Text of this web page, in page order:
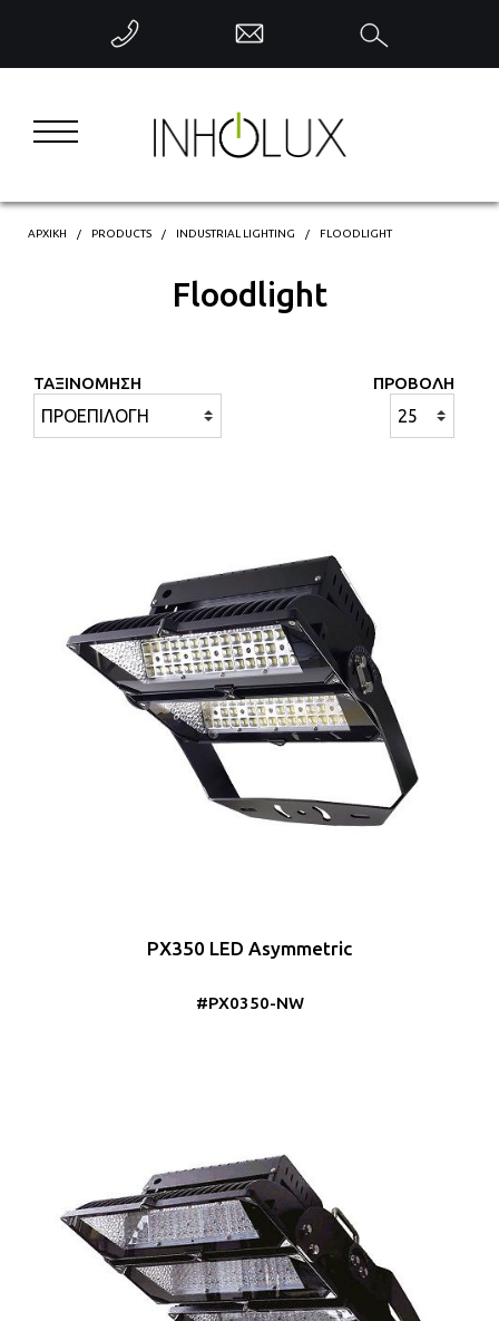
ΕΠΙΣΤΡΟΦΗ
INDUSTRIAL LIGHTING
DECORATIVE LIGHTING
ΑΡΧΙΚΗ PRODUCTS INDUSTRIAL LIGHTING FLOODLIGHT
Floodlight
ΤΑΞΙΝΟΜΗΣΗ ΠΡΟΒΟΛΗ
PX350 LED Asymmetric
#PX0350-NW